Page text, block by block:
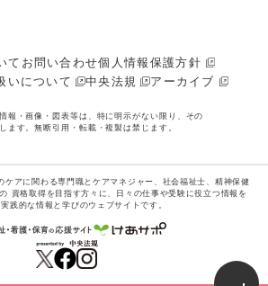
て お問い合わせ個人情報保護方針
いについて
中央法規 アーカイブ
報・画像・図表等は、特に明示がない限り、その
ます。無断引用・転載・複製は禁じます。
ケアに関わる専門職とケアマネジャー、社会福祉士、精神保健
資格取得を目指す方々に、日々の仕事や受験に役立つ情報を
践的な情報と学びのウェブサイトです。